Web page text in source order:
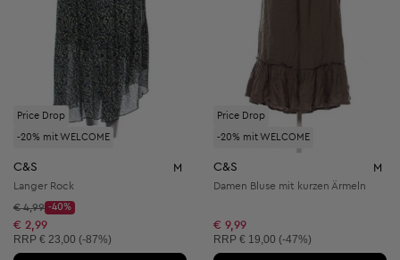
Price Drop
-20% mit WELCOME
C&S M
Langer Rock
Startpreis:
€ 4,99
Discount Price:
-40%
Reduzierter Preis:
€ 2,99
Unverbindliche Preisempfehlung:
RRP € 23,00 (-87%)
Price Drop
-20% mit WELCOME
C&S M
Damen Bluse mit kurzen Ärmeln
€ 9,99
Unverbindliche Preisempfehlung:
RRP € 19,00 (-47%)